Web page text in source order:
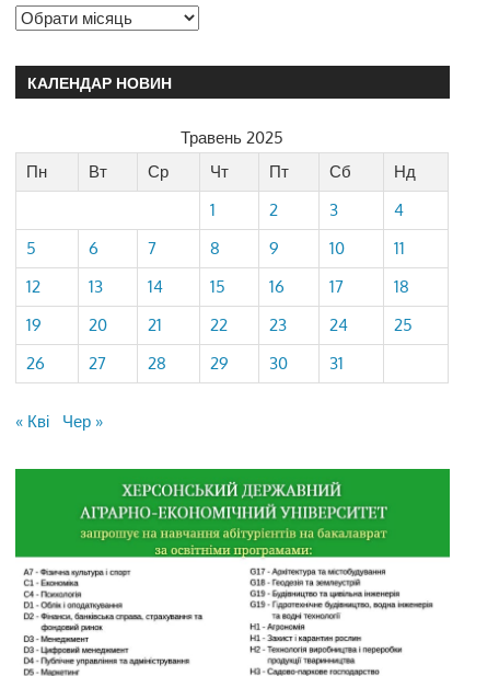
КАЛЕНДАР НОВИН
Травень 2025
Пн
Вт Ср Чт Пт Сб
Нд
1
2 3
4
5
6 7 8 9 10
11
12
13 14 15 16 17
18
19
20 21 22 23 24
25
26
27 28 29 30 31
« Кві Чер »